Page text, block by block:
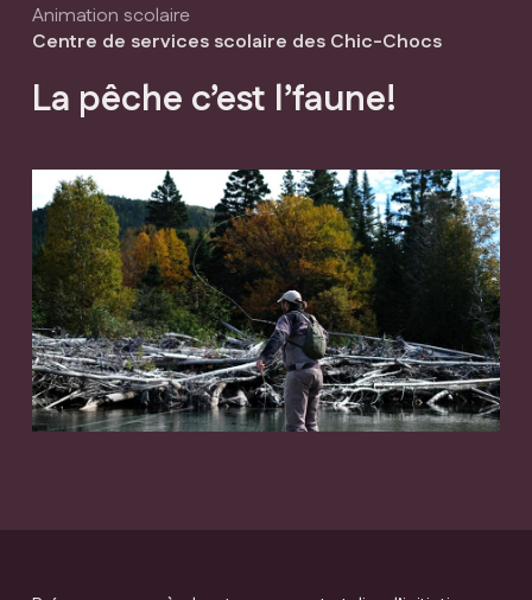
Animation scolaire
Centre de services scolaire des Chic-Chocs
La pêche c’est l’faune!